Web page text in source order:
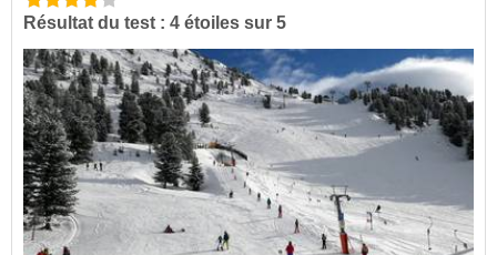
Résultat du test : 4 étoiles sur 5